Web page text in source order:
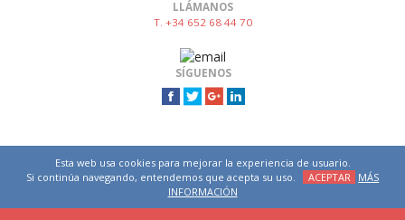
LLÁMANOS
T. +34 652 68 44 70
SÍGUENOS
Esta web usa cookies para mejorar la experiencia de usuario.
Si continúa navegando, entendemos que acepta su uso.
ACEPTAR
MÁS
INFORMACIÓN